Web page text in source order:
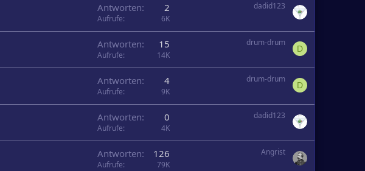
Antworten 2
Aufrufe 6K
dadid123
Antworten 15
Aufrufe 14K
drum-drum
D
Antworten 4
Aufrufe 9K
drum-drum
D
Antworten 0
Aufrufe 4K
dadid123
Antworten 126
Aufrufe 79K
Angrist